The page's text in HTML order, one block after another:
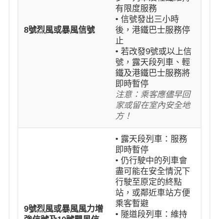
8號烈風或暴風信號
有限度服務
• 信號發出三小時
後，港鐵巴士服務停
止
• 若改發9號或以上信
號，露天段列車、輕
鐵及港鐵巴士服務將
即時暫停
注意：乘客應儘早回
家或留在室內安全地
方！
9號烈風或暴風風力增
• 露天段列車：服務
即時暫停
• 仍行駛中的列車會
盡可能在安全情況下
行駛至原定的終點
站，或鄰近車站方便
乘客暫避
• 隧道段列車：維持